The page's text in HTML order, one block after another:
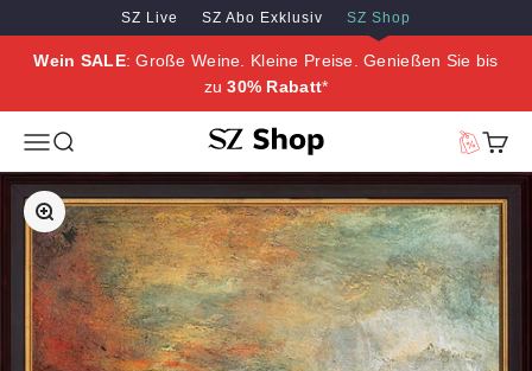
Zum Inhalt springen
Zum Hauptinhalt springen
SZ Live SZ Abo Exklusiv SZ Shop
Wein SALE: Große Weine. Kleine Preise. Genießen Sie bis
zu30% Rabatt*
MenüSuche SZ Erleben
Bild vergrößern